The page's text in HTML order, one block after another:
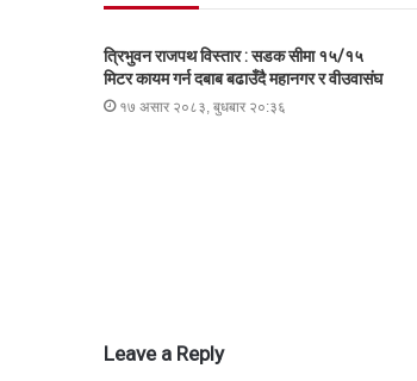
त्रिभुवन राजपथ विस्तार : सडक सीमा १५/१५
मिटर कायम गर्न दबाब बढाउँदै महानगर र वीउवासंघ
१७ असार २०८३, बुधबार २०:३६
Leave a Reply